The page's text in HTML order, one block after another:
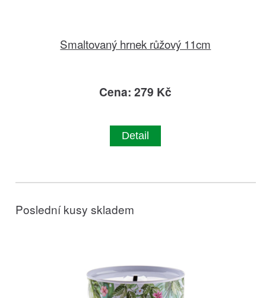
Smaltovaný hrnek růžový 11cm
Cena: 279 Kč
Detail
Poslední kusy skladem